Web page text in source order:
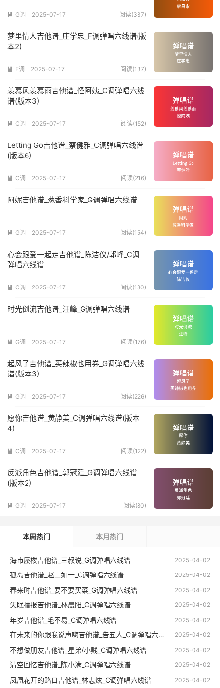
 G调 2025-07-17 阅读(337)
梦里情人吉他谱_庄学忠_F调弹唱六线谱(版
本2)
 F调 2025-07-17 阅读(137)
羡慕风羡慕雨吉他谱_怪阿姨_C调弹唱六线
谱(版本3)
 C调 2025-07-17 阅读(152)
Letting Go吉他谱_蔡健雅_C调弹唱六线谱
(版本6)
 C调 2025-07-17 阅读(216)
阿妮吉他谱_葱香科学家_G调弹唱六线谱
 G调 2025-07-17 阅读(154)
心会跟爱一起走吉他谱_陈洁仪/郭峰_C调
弹唱六线谱
 C调 2025-07-17 阅读(180)
时光倒流吉他谱_汪峰_G调弹唱六线谱
 G调 2025-07-17 阅读(176)
起风了吉他谱_买辣椒也用券_G调弹唱六线
谱(版本3)
 G调 2025-07-17 阅读(226)
愿你吉他谱_黄静美_C调弹唱六线谱(版本
4)
 C调 2025-07-17 阅读(122)
反派角色吉他谱_郭冠廷_G调弹唱六线谱
(版本2)
 G调 2025-07-17 阅读(80)
本周热门 本月热门
2025-04-02
海市蜃楼吉他谱_三叔说_G调弹唱六线谱
2025-04-02
孤岛吉他谱_赵二如一_C调弹唱六线谱
2025-04-02
春来时吉他谱_要不要买菜_G调弹唱六线谱
2025-04-02
失眠播报吉他谱_林晨阳_C调弹唱六线谱
2025-04-02
年岁吉他谱_毛不易_C调弹唱六线谱
2025-04-02
在未来的你跟我说声嗨吉他谱_告五人_C调弹唱六线谱
2025-04-02
不想做朋友吉他谱_星弟/小贱_C调弹唱六线谱
2025-04-02
清空回忆吉他谱_陈小满_C调弹唱六线谱
2025-04-02
凤凰花开的路口吉他谱_林志炫_C调弹唱六线谱